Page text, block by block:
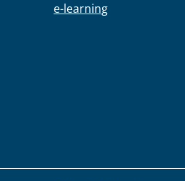
e-learning